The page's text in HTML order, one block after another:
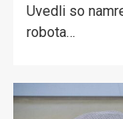
Uvedli so
robota…